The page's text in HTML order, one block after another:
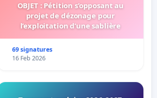
OBJET : Pétition s’opposant au
projet de dézonage pour
l’exploitation d’une sablière
69 signatures
16 Feb 2026